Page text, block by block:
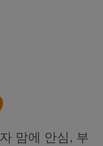
맘에 안심, 부